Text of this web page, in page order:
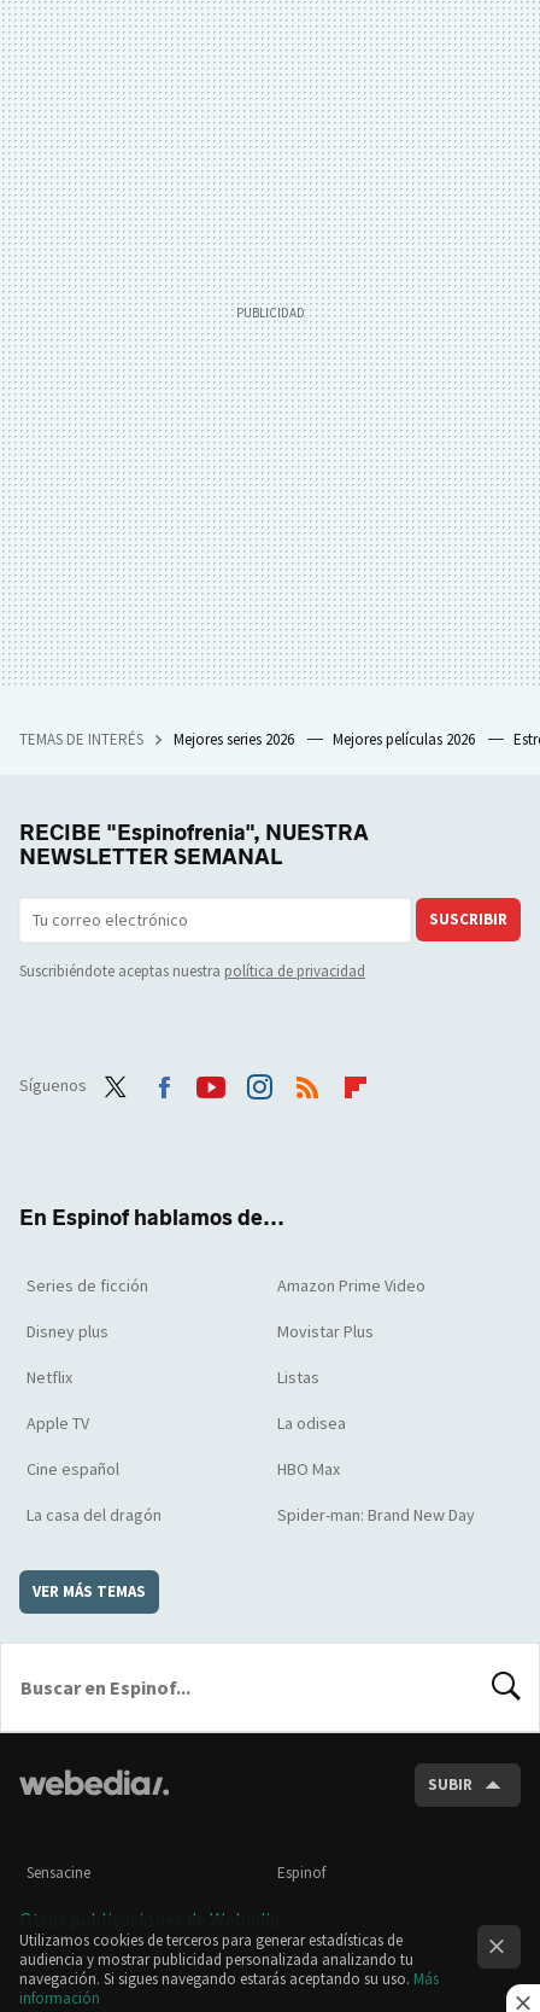
TEMAS DE INTERÉS Mejores series 2026 Mejores películas 2026
RECIBE "Espinofrenia", NUESTRA
NEWSLETTER SEMANAL
SUSCRIBIR
Suscribiéndote aceptas nuestra política de privacidad
Síguenos
En Espinof hablamos de...
Series de ficción Amazon Prime Video
Disney plus Movistar Plus
Netflix Listas
Apple TV La odisea
Cine español HBO Max
La casa del dragón Spider-man: Brand New Day
VER MÁS TEMAS
SUBIR
Sensacine Espinof
Otras publicaciones de Webedia
Utilizamos cookies de terceros para generar estadísticas de
audiencia y mostrar publicidad personalizada analizando tu
navegación. Si sigues navegando estarás aceptando su uso. Más
información